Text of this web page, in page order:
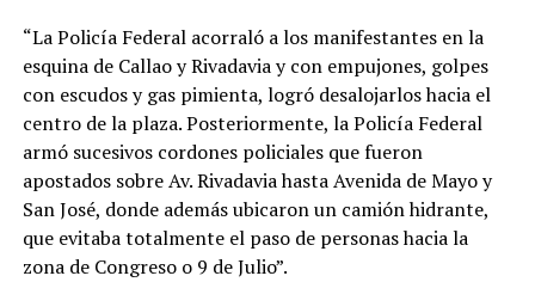
“La Policía Federal acorraló a los manifestantes en la
esquina de Callao y Rivadavia y con empujones, golpes
con escudos y gas pimienta, logró desalojarlos hacia el
centro de la plaza. Posteriormente, la Policía Federal
armó sucesivos cordones policiales que fueron
apostados sobre Av. Rivadavia hasta Avenida de Mayo y
San José, donde además ubicaron un camión hidrante,
que evitaba totalmente el paso de personas hacia la
zona de Congreso o 9 de Julio”.